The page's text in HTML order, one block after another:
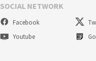
SOCIAL NETWORK
Facebook
Youtube